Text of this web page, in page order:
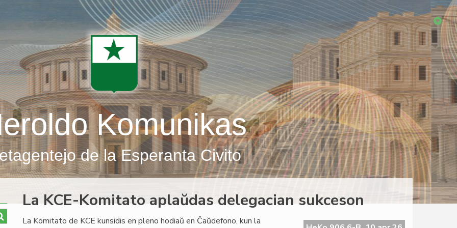
Komunikas
de la Esperanta Civito
La KCE-Komitato aplaŭdas delegacian sukceson
La Komitato de KCE kunsidis en pleno hodiaŭ en Ĉaŭdefono, kun la